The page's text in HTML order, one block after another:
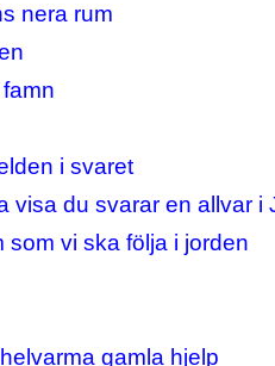
nera rum
i svaret
visa du svarar en allvar i
vi ska följa i jorden
gamla hjelp